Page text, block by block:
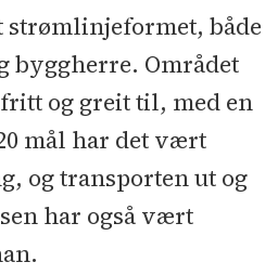
Hunter
Porter: Hörmann
Isomax
Laiderz APSl
og sikringlMaler
Malermester
Master
strømlinjeformet, både
byggherre. Området
og greit til, med en
mål har det vært
og transporten ut og
har også vært